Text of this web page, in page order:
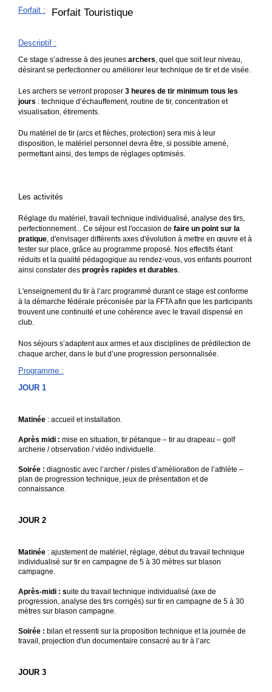
Forfait : Forfait Touristique
Descriptif :
Ce stage s’adresse à des jeunes archers, quel que soit leur niveau,
désirant se perfectionner ou améliorer leur technique de tir et de visée.
Les archers se verront proposer 3 heures de tir minimum tous les
jours : technique d’échauffement, routine de tir, concentration et
visualisation, étirements.
Du matériel de tir (arcs et flèches, protection) sera mis à leur
disposition, le matériel personnel devra être, si possible amené,
permettant ainsi, des temps de réglages optimisés.
Les activités
Réglage du matériel, travail technique individualisé, analyse des tirs,
perfectionnement... Ce séjour est l'occasion de faire un point sur la
pratique, d'envisager différents axes d'évolution à mettre en œuvre et à
tester sur place, grâce au programme proposé. Nos effectifs étant
réduits et la qualité pédagogique au rendez-vous, vos enfants pourront
ainsi constater des progrès rapides et durables.
L'enseignement du tir à l’arc programmé durant ce stage est conforme
à la démarche fédérale préconisée par la FFTA afin que les participants
trouvent une continuité et une cohérence avec le travail dispensé en
club.
Nos séjours s’adaptent aux armes et aux disciplines de prédilection de
chaque archer, dans le but d’une progression personnalisée.
Programme :
JOUR 1
Matinée : accueil et installation.
Après midi : mise en situation, tir pétanque – tir au drapeau – golf
archerie / observation / vidéo individuelle.
Soirée : diagnostic avec l’archer / pistes d’amélioration de l’athlète –
plan de progression technique, jeux de présentation et de
connaissance.
JOUR 2
Matinée : ajustement de matériel, réglage, début du travail technique
individualisé sur tir en campagne de 5 à 30 mètres sur blason
campagne.
Après-midi : suite du travail technique individualisé (axe de
progression, analyse des tirs corrigés) sur tir en campagne de 5 à 30
mètres sur blason campagne.
Soirée : bilan et ressenti sur la proposition technique et la journée de
travail, projection d'un documentaire consacré au tir à l’arc
JOUR 3